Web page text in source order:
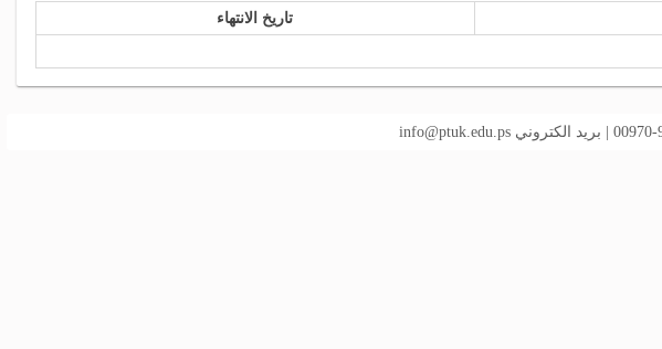
تاريخ الانتهاء
info@ptuk.edu.ps